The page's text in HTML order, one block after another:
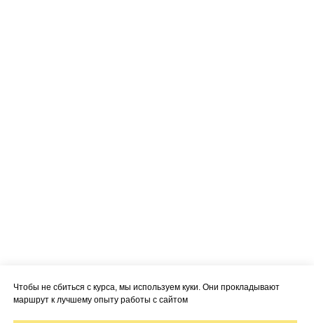
Чтобы не сбиться с курса, мы используем куки. Они прокладывают
маршрут к лучшему опыту работы с сайтом